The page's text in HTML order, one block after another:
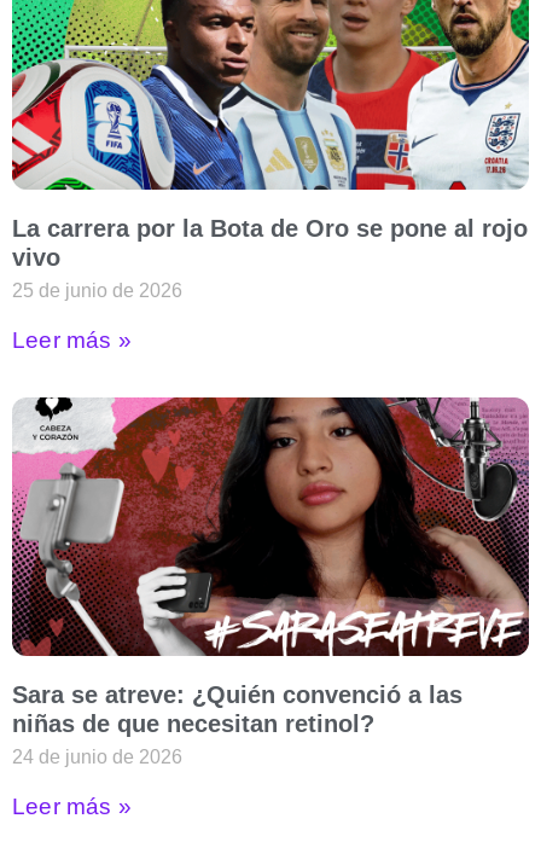
La carrera por la Bota de Oro se pone al rojo
vivo
25 de junio de 2026
Leer más »
Sara se atreve: ¿Quién convenció a las
niñas de que necesitan retinol?
24 de junio de 2026
Leer más »